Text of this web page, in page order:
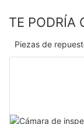
TE PODRÍA
Piezas de